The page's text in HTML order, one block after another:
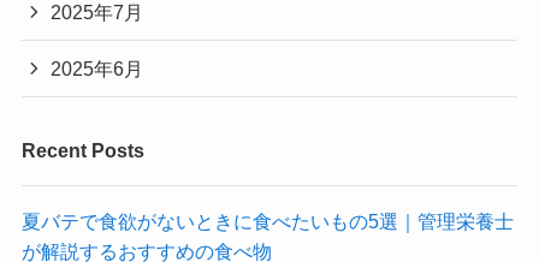
2025年7月
2025年6月
Recent Posts
夏バテで食欲がないときに食べたいもの5選｜管理栄養士
が解説するおすすめの食べ物